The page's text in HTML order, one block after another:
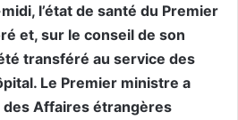
l’état de santé du Premier
et, sur le conseil de son
transféré au service des
Le Premier ministre a
Affaires étrangères